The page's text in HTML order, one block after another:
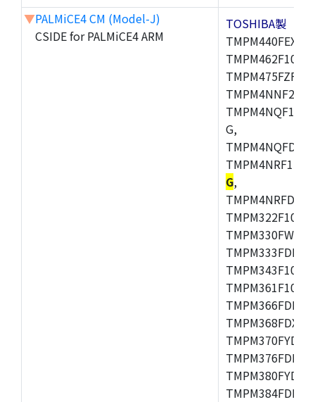
▼PALMiCE4 CM (Model-J)
CSIDE for PALMiCE4 ARM
TOSHIBA製
G,
G,